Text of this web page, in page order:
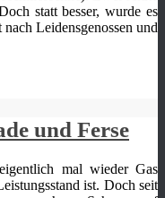
statt besser, wurde es
Leidensgenossen und
und Ferse
mal wieder Gas
ist. Doch seit